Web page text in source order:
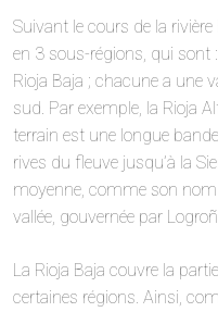
Suivant le cours de la rivière
en 3 sous-régions, qui sont
Rioja Baja ; chacune a une
sud. Par exemple, la Rioja
terrain est une longue
rives du fleuve jusqu’à la
moyenne, comme son nom
vallée, gouvernée par
La Rioja Baja couvre la
certaines régions. Ainsi,